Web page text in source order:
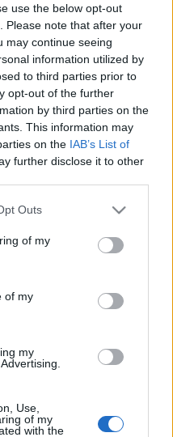
use the below opt-out
Please note that after your
may continue seeing
information utilized by
to third parties prior to
opt-out of the further
by third parties on the
This information may
on the IAB’s List of
further disclose it to other
uses one or more Google
You may click to
its third-party tags to
purposes in below Google
Outs
of my
of my
my
Use,
of my
with the
jött a hír,
számító,
dolgozó Gönczi Gábor
nem is akármelyik
rutinos…
Szonja és
n